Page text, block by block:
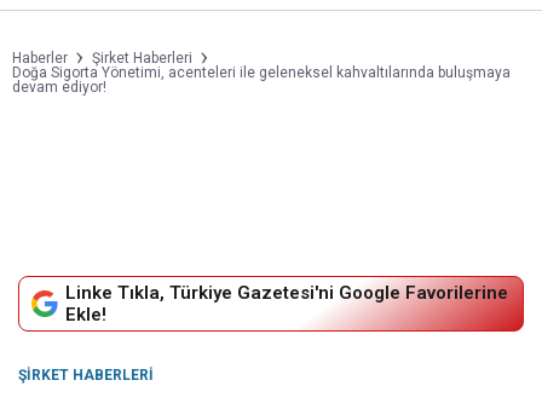
Haberler
Şirket Haberleri
Doğa Sigorta Yönetimi, acenteleri ile geleneksel kahvaltılarında buluşmaya
devam ediyor!
Linke Tıkla, Türkiye Gazetesi'ni Google Favorilerine
Ekle!
ŞIRKET HABERLERI